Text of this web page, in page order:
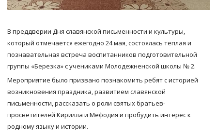
В преддверии Дня славянской письменности и культуры,
который отмечается ежегодно 24 мая, состоялась теплая и
познавательная встреча воспитанников подготовительной
группы «Березка» с учениками Молодежненской школы № 2.
Мероприятие было призвано познакомить ребят с историей
возникновения праздника, развитием славянской
письменности, рассказать о роли святых братьев-
просветителей Кирилла и Мефодия и пробудить интерес к
родному языку и истории.